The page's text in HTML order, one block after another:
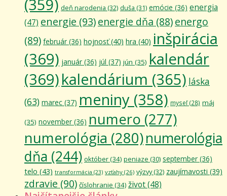
(359) deň narodenia (32) duša (31) emócie (36) energia
(47) energie (93)energie dňa (88)energo
(89) február (36) hojnosť(40) hra (40) inšpirácia
(369) január (36) júl (37) jún (35) kalendár
(369)kalendárium (365) láska
(63) marec (37) meniny (358) myseľ(28) máj
(35) november (36) numero (277)
numerológia (280)numerológia
dňa (244) október(34) peniaze (30) september (36)
telo (43) transformácia (23) vzťahy (26) výzvy(32) zaujímavosti (39)
zdravie (90) číslohranie (34) život(48)